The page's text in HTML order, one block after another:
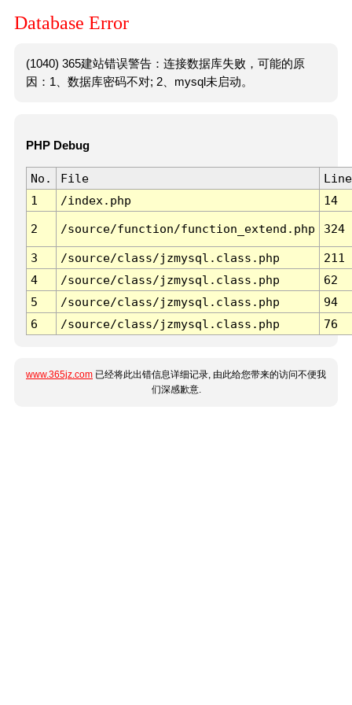
Database Error
(1040) 365建站错误警告：连接数据库失败，可能的原
因：1、数据库密码不对; 2、mysql未启动。
PHP Debug
No. File
Line
1
/index.php 14
2 /source/function/function_extend.php 324
3 /source/class/jzmysql.class.php
211
4
/source/class/jzmysql.class.php
62
5
/source/class/jzmysql.class.php
94
6
/source/class/jzmysql.class.php 76
www.365jz.com 已经将此出错信息详细记录, 由此给您带来的访问不便我
们深感歉意.